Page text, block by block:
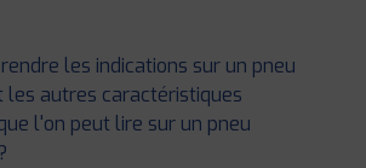
les indications sur un pneu
les autres caractéristiques
l'on peut lire sur un pneu